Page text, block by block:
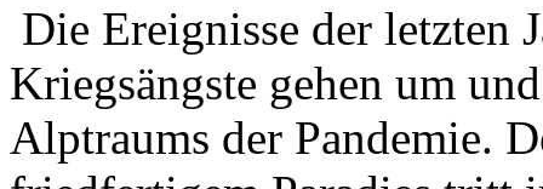
Die Ereignisse der letzten
Kriegsängste gehen um
Alptraums der Pandemie.